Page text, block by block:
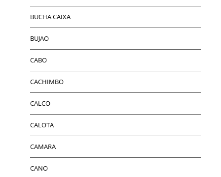
BUCHA CAIXA
BUJAO
CABO
CACHIMBO
CALCO
CALOTA
CAMARA
CANO